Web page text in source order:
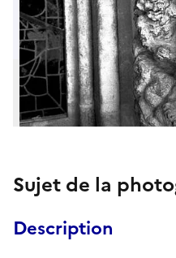
Sujet de la
Description